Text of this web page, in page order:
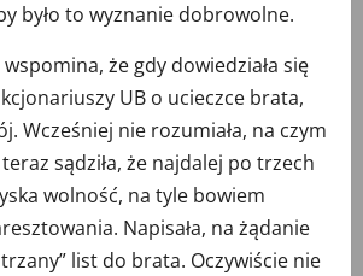
było to wyznanie dobrowolne.
że gdy dowiedziała się
UB o ucieczce brata,
Wcześniej nie rozumiała, na czym
sądziła, że najdalej po trzech
wolność, na tyle bowiem
Napisała, na żądanie
list do brata. Oczywiście nie